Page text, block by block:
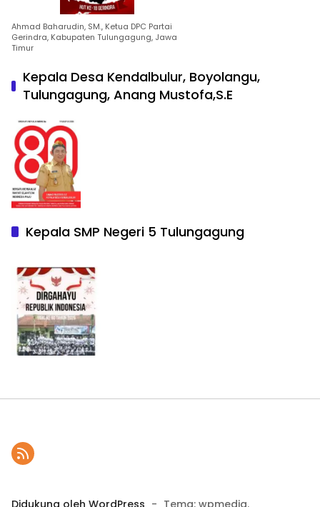
Ahmad Baharudin, SM., Ketua DPC Partai
Gerindra, Kabupaten Tulungagung, Jawa
Timur
Kepala Desa Kendalbulur, Boyolangu,
Tulungagung, Anang Mustofa,S.E
Kepala SMP Negeri 5 Tulungagung
Didukung oleh WordPress - Tema: wpmedia.